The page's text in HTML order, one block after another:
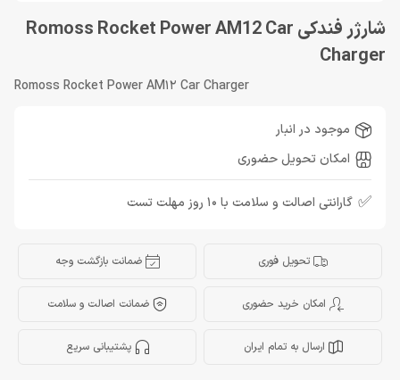
شارژر فندکی Romoss Rocket Power AM12 Car
Charger
Romoss Rocket Power AM12 Car Charger
موجود در انبار
امکان تحویل حضوری
✅ گارانتی اصالت و سلامت با 10 روز مهلت تست
تحویل فوری ضمانت بازگشت وجه
امکان خرید حضوری ضمانت اصالت و سلامت
ارسال به تمام ایران پشتیبانی سریع